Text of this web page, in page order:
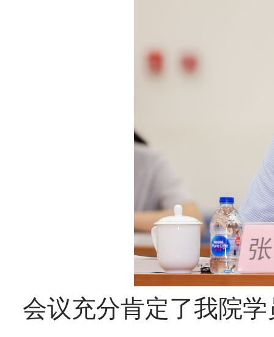
会议充分肯定了我院